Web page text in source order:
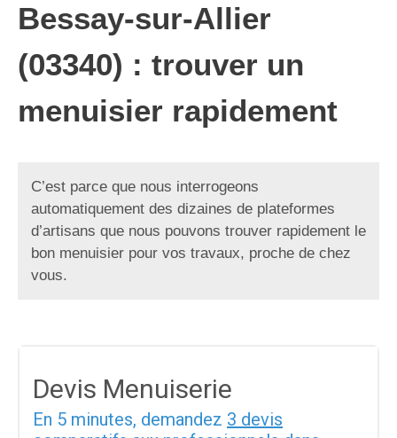
Bessay-sur-Allier
(03340) : trouver un
menuisier rapidement
C’est parce que nous interrogeons
automatiquement des dizaines de plateformes
d’artisans que nous pouvons trouver rapidement le
bon menuisier pour vos travaux, proche de chez
vous.
Devis Menuiserie
En 5 minutes, demandez 3 devis